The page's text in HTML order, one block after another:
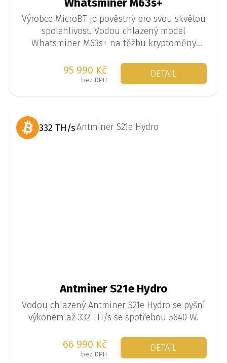
Výrobce MicroBT je pověstný pro svou skvělou
spolehlivost. Vodou chlazený model
Whatsminer M63s+ na těžbu kryptoměny
verzi až 444 TH/s.
95 990 Kč
bez DPH
DETAIL
Antminer S21e Hydro
Vodou chlazený Antminer S21e Hydro se pyšní
výkonem až 332 TH/s se spotřebou 5640 W.
66 990 Kč
bez DPH
DETAIL
332 TH/s